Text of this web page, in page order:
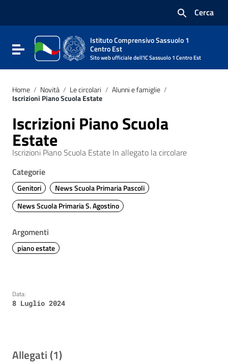
Vai al footer
Cerca
Attiva / disattiva la navigazione
Istituto Comprensivo Sassuolo 1
Centro Est
Sito web ufficiale dell'IC Sassuolo 1 Centro Est
Home / Novità / Le circolari / Alunni e famiglie /
Iscrizioni Piano Scuola Estate
Iscrizioni Piano Scuola
Estate
Iscrizioni Piano Scuola Estate In allegato la circolare
Categorie
Genitori
News Scuola Primaria Pascoli
News Scuola Primaria S. Agostino
Argomenti
piano estate
Data:
8 Luglio 2024
Allegati (1)